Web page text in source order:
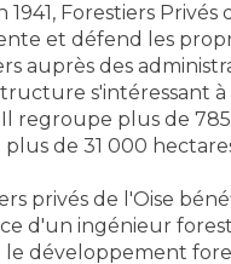
1941, Forestiers Privés
et défend les
auprès des
s'intéressant à
Il regroupe plus de
de 31 000
privés de l'Oise
d'un ingénieur
le développement